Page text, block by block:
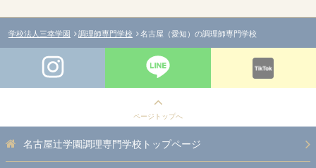
学校法人三幸学園 調理師専門学校 名古屋（愛知）の調理師専門学校
ページトップへ
名古屋辻学園調理専門学校トップページ